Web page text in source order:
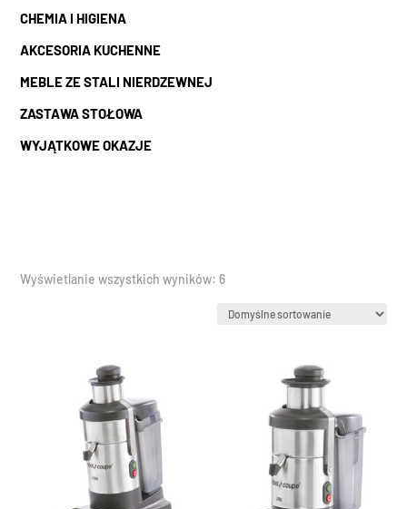
CHEMIA I HIGIENA
AKCESORIA KUCHENNE
MEBLE ZE STALI NIERDZEWNEJ
ZASTAWA STOŁOWA
WYJĄTKOWE OKAZJE
Wyświetlanie wszystkich wyników: 6